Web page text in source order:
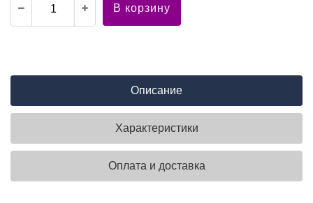
В корзину
Описание
Характеристики
Оплата и доставка